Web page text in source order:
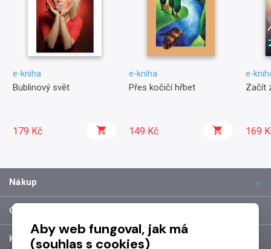
e-kniha
Bublinový svět
179 Kč
e-kniha
Přes kočičí hřbet
149 Kč
e-
Začít
169
Nákup
O společnosti
Kontakt
Aby web fungoval, jak má
(souhlas s cookies)